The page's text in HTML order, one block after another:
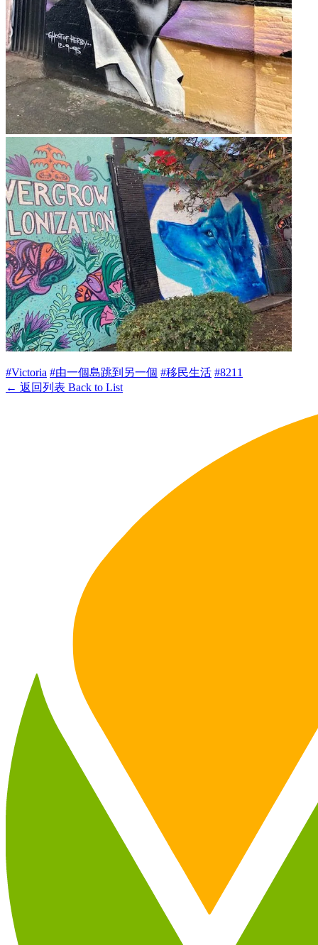
#Victoria #由一個島跳到另一個 #移民生活 #8211
← 返回列表 Back to List